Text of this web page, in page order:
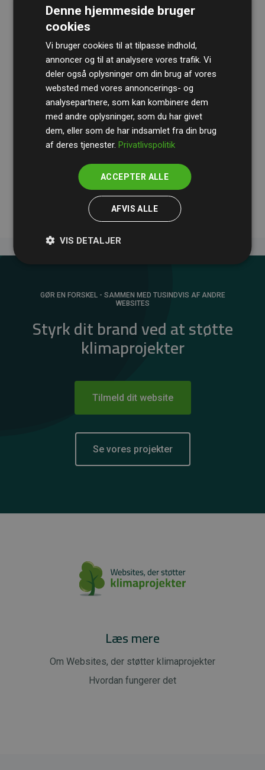
RevisionshusetBDOgennemgår løbende vores
beregninger og metode for at sikre gennemsigtighed
og pålidelighed.
Deres revision dokumenterer, at vores investeringer i
medlemmernes websites estimerede CO₂-
GØR EN FORSKEL - SAMMEN MED TUSINDVIS AF ANDRE
WEBSITES
Styrk dit brand ved at støtte
klimaprojekter
Tilmeld dit website
Se vores projekter
Læs mere
Om Websites, der støtter klimaprojekter
Hvordan fungerer det
Denne hjemmeside bruger
cookies
Vi bruger cookies til at tilpasse indhold,
annoncer og til at analysere vores trafik. Vi
deler også oplysninger om din brug af vores
websted med vores annoncerings- og
analysepartnere, som kan kombinere dem
med andre oplysninger, som du har givet
dem, eller som de har indsamlet fra din brug
af deres tjenester.Privatlivspolitik
ACCEPTER ALLE
AFVIS ALLE
VIS DETALJER